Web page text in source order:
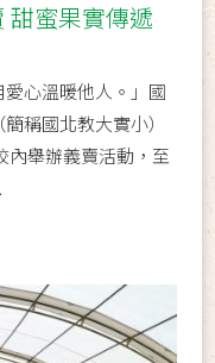
甜蜜果實傳遞
愛心溫暖他人。」國
稱國北教大實小）
內舉辦義賣活動，至